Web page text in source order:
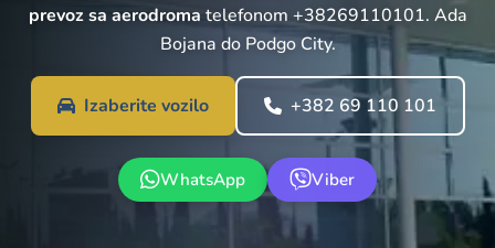
prevoz sa aerodroma telefonom +38269110101. Ada
Bojana do Podgo City.
Izaberite vozilo +382 69 110 101
WhatsApp Viber